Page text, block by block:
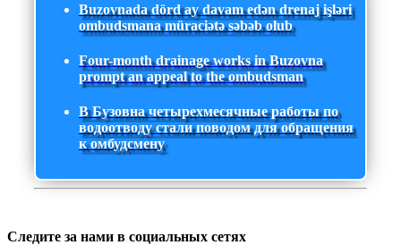
Buzovnada dörd ay davam edən drenaj işləri
ombudsmana müraciətə səbəb olub
Four-month drainage works in Buzovna
prompt an appeal to the ombudsman
В Бузовна четырехмесячные работы по
водоотводу стали поводом для обращения
к омбудсмену
Следите за нами в социальных сетях